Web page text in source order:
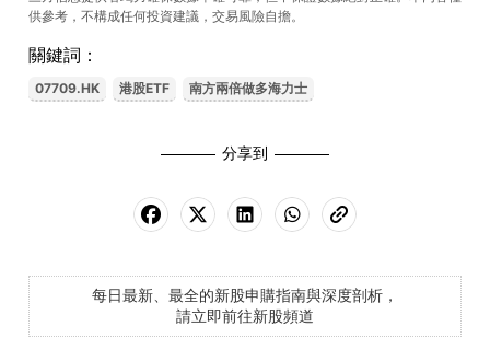
供參考，不構成任何投資建議，交易風險自擔。
關鍵詞：
07709.HK 港股ETF 南方兩倍做多海力士
分享到
每日最新、最全的新股申購指南與深度剖析，
請立即前往新股頻道